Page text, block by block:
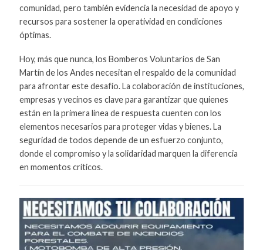
comunidad, pero también evidencia la necesidad de apoyo y
recursos para sostener la operatividad en condiciones
óptimas.
Hoy, más que nunca, los Bomberos Voluntarios de San
Martín de los Andes necesitan el respaldo de la comunidad
para afrontar este desafío. La colaboración de instituciones,
empresas y vecinos es clave para garantizar que quienes
están en la primera línea de respuesta cuenten con los
elementos necesarios para proteger vidas y bienes. La
seguridad de todos depende de un esfuerzo conjunto,
donde el compromiso y la solidaridad marquen la diferencia
en momentos críticos.